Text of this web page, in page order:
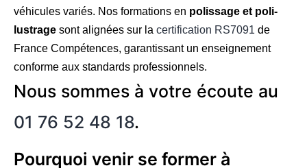
véhicules variés. Nos formations en polissage et poli-
lustrage sont alignées sur la certification RS7091 de
France Compétences, garantissant un enseignement
conforme aux standards professionnels.
Nous sommes à votre écoute au
01 76 52 48 18.
Pourquoi venir se former à